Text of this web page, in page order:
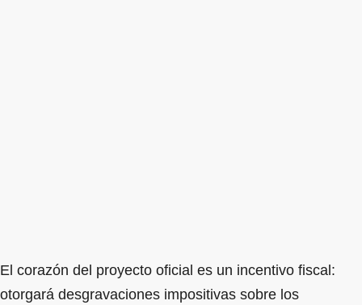
El corazón del proyecto oficial es un incentivo fiscal:
otorgará desgravaciones impositivas sobre los